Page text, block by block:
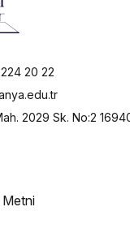
20 22
2029 Sk. No:2
Metni